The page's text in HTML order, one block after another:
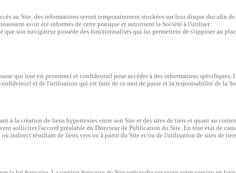
au Site, des informations seront temporairement stockées sur leur disque dur afin
avoir été informés de cette pratique et autorisent la Société à l'utiliser.
que son navigateur possède des fonctionnalisés qui lui permettent de s'opposer au
qui leur est personnel et confidentiel pour accéder à des informations spécifiques.
et de l'utilisation qui est faite de ce mot de passe et la responsabilité de la
à la création de liens hypertextes entre son Site et des sites de tiers et quant au
solliciter l'accord préalable du Directeur de Publication du Site. En tout état de
indirect résultant de liens vers ou à partir du Site et/ou de l'utilisation de sites de